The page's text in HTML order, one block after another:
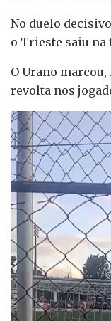
No duelo
o Trieste saiu na
O Urano
revolta nos